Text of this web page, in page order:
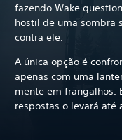
fazendo Wake
hostil de uma sombra
contra ele.
A única opção é
apenas com uma
mente em frangalhos.
respostas o levará até